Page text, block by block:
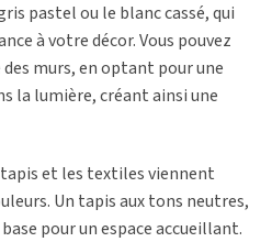
pastel ou le blanc cassé, qui
à votre décor. Vous pouvez
murs, en optant pour une
la lumière, créant ainsi une
et les textiles viennent
Un tapis aux tons neutres,
pour un espace accueillant.